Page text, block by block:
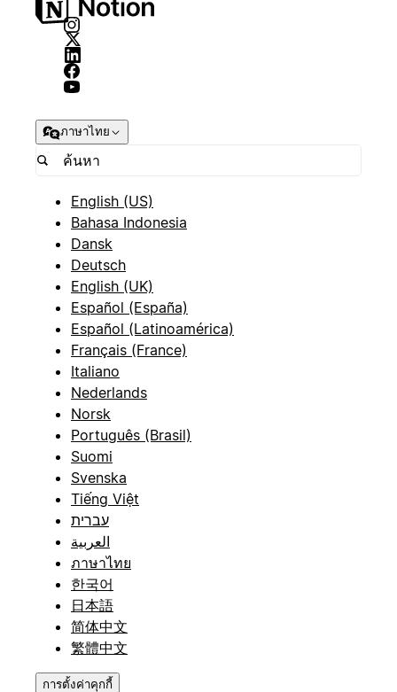
ภาษาไทย
English (US)
Bahasa Indonesia
Dansk
Deutsch
English (UK)
Español (España)
Español (Latinoamérica)
Français (France)
Italiano
Nederlands
Norsk
Português (Brasil)
Suomi
Svenska
Tiếng Việt
עברית
العربية
ภาษาไทย
한국어
日本語
简体中文
繁體中文
การตั้งค่าคุกกี้